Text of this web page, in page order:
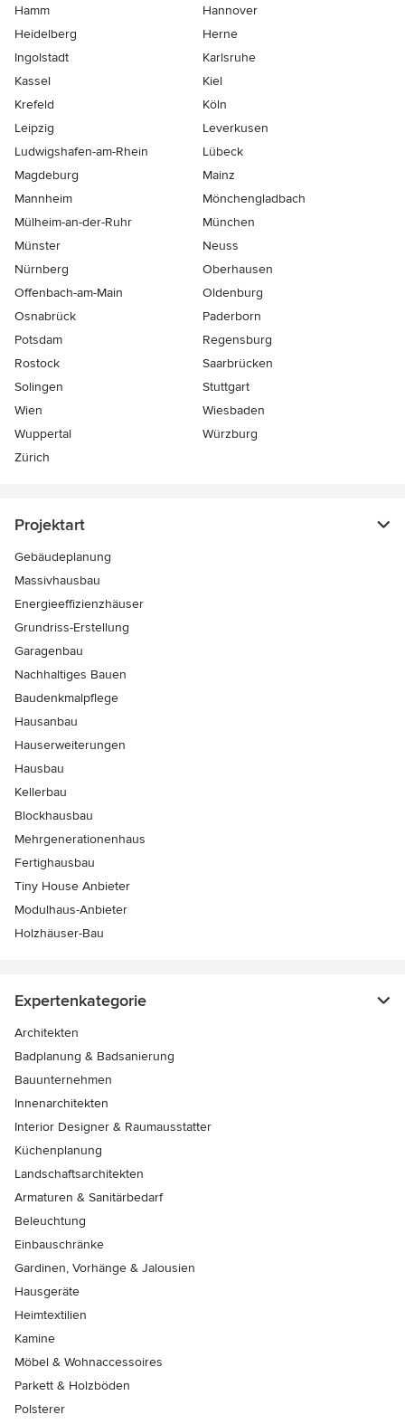
Hamm
Hannover
Heidelberg
Herne
Ingolstadt
Karlsruhe
Kassel
Kiel
Krefeld
Köln
Leipzig
Leverkusen
Ludwigshafen-am-Rhein
Lübeck
Magdeburg
Mainz
Mannheim
Mönchen­gladbach
Mülheim-an-der-Ruhr
München
Münster
Neuss
Nürnberg
Oberhausen
Offenbach-am-Main
Oldenburg
Osnabrück
Paderborn
Potsdam
Regensburg
Rostock
Saarbrücken
Solingen
Stuttgart
Wien
Wiesbaden
Wuppertal
Würzburg
Zürich
Projektart
Gebäudeplanung
Massivhausbau
Energieeffizienzhäuser
Grundriss-Erstellung
Garagenbau
Nachhaltiges Bauen
Baudenkmalpflege
Hausanbau
Hauserweiterungen
Hausbau
Kellerbau
Blockhausbau
Mehrgenerationenhaus
Fertighausbau
Tiny House Anbieter
Modulhaus-Anbieter
Holzhäuser-Bau
Expertenkategorie
Architekten
Badplanung & Badsanierung
Bauunternehmen
Innenarchitekten
Interior Designer & Raumausstatter
Küchenplanung
Landschaftsarchitekten
Armaturen & Sanitärbedarf
Beleuchtung
Einbauschränke
Gardinen, Vorhänge & Jalousien
Hausgeräte
Heimtextilien
Kamine
Möbel & Wohnaccessoires
Parkett & Holzböden
Polsterer